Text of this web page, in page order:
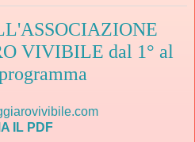
VIVIBILE dal 1° al
IL PDF